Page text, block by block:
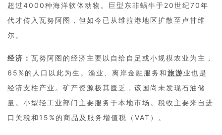
超过4000种海洋软体动物。巨型东非蜗牛于20世纪70年
代才传入瓦努阿图，但如今已从维拉港地区扩散至卢甘维
尔。
经济： 瓦努阿图的经济主要以自给自足或小规模农业为主，
65%的人口以此为生。渔业、离岸金融服务和旅游业也是
经济支柱产业。矿产资源极其匮乏，该国尚未发现石油储
量。小型轻工业部门主要服务于本地市场。税收主要来自进
口关税和15%的商品及服务增值税（VAT）。